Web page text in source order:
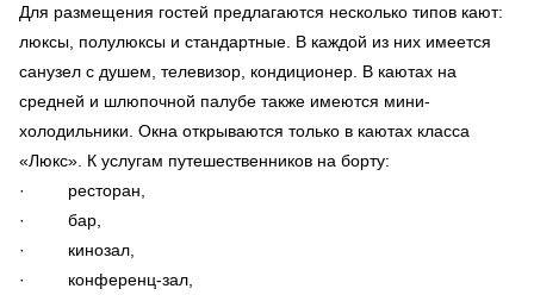
Для размещения гостей предлагаются несколько типов кают:
люксы, полулюксы и стандартные. В каждой из них имеется
санузел с душем, телевизор, кондиционер. В каютах на
средней и шлюпочной палубе также имеются мини-
холодильники. Окна открываются только в каютах класса
«Люкс». К услугам путешественников на борту:
· ресторан,
· бар,
· кинозал,
· конференц-зал,